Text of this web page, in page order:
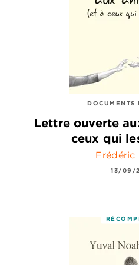
DOCUMENTS
Lettre ouverte
ceux qui
Frédéric
13/09/